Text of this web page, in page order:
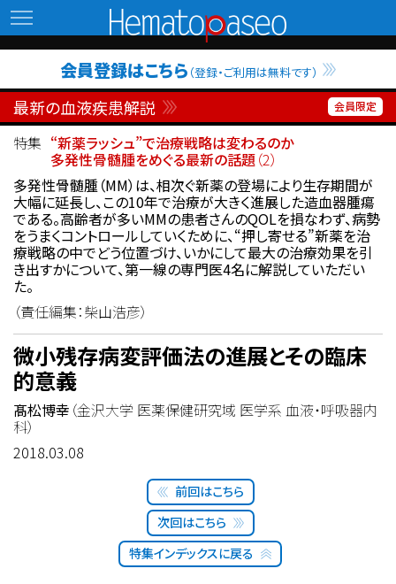
Hematopaseo
会員登録はこちら （登録・ご利用は無料です）
最新の血液疾患解説
特集 “新薬ラッシュ”で治療戦略は変わるのか
多発性骨髄腫をめぐる最新の話題（2）
多発性骨髄腫（MM）は、相次ぐ新薬の登場により生存期間が
大幅に延長し、この10年で治療が大きく進展した造血器腫瘍
である。高齢者が多いMMの患者さんのQOLを損なわず、病勢
をうまくコントロールしていくために、“押し寄せる”新薬を治
療戦略の中でどう位置づけ、いかにして最大の治療効果を引
き出すかについて、第一線の専門医4名に解説していただい
た。
（責任編集：柴山浩彦）
微小残存病変評価法の進展とその臨床
的意義
髙松博幸 （金沢大学 医薬保健研究域 医学系 血液・呼吸器内
科）
2018.03.08
次回はこちら
前回はこちら
特集インデックスに戻る